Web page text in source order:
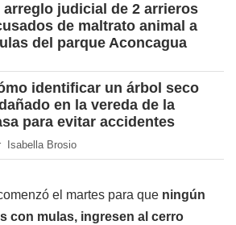
arreglo judicial de 2 arrieros
de maltrato animal a
del parque Aconcagua
identificar un árbol seco
en la vereda de la
para evitar accidentes
Isabella Brosio
el martes para que ningún
con mulas, ingresen al cerro